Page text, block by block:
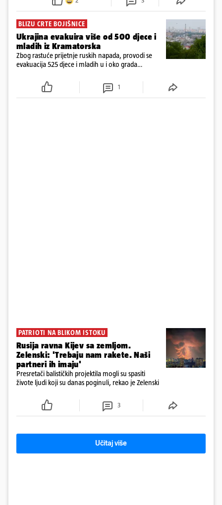
BLIZU CRTE BOJIŠNICE
Ukrajina evakuira više od 500 djece i
mladih iz Kramatorska
Zbog rastuće prijetnje ruskih napada, provodi se
evakuacija 525 djece i mladih u i oko grada
1
PATRIOTI NA BLIKOM ISTOKU
Rusija ravna Kijev sa zemljom.
Zelenski: 'Trebaju nam rakete. Naši
partneri ih imaju'
Presretači balističkih projektila mogli su spasiti
živote ljudi koji su danas poginuli, rekao je Zelenski
3
Učitaj više